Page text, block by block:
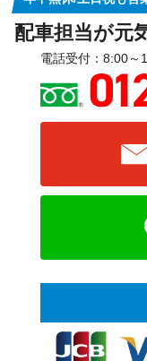
配車担当が元
電話受付：8:00～